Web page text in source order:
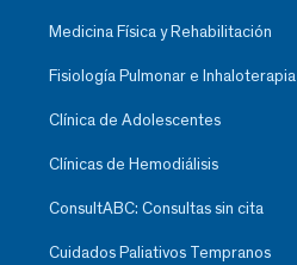
Medicina Física y Rehabilitación
Fisiología Pulmonar e Inhaloterapia
Clínica de Adolescentes
Clínicas de Hemodiálisis
ConsultABC: Consultas sin cita
Cuidados Paliativos Tempranos